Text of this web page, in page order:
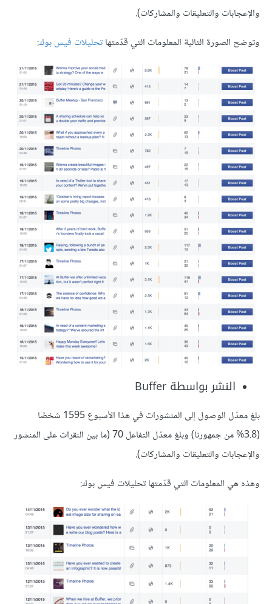
والإعجابات والتعليقات والمشاركات).
وتوضح الصورة التالية المعلومات التي قدّمتهاتحليلات فيس بوك:
النشر بواسطة Buffer
بلغ معدّل الوصول إلى المنشورات في هذا الأسبوع 1595 شخصًا
(3.8% من جمهورنا) وبلغ معدّل التفاعل 70 (ما بين النقرات على المنشور
والإعجابات والتعليقات والمشاركات).
وهذه هي المعلومات التي قدّمتها تحليلات فيس بوك: